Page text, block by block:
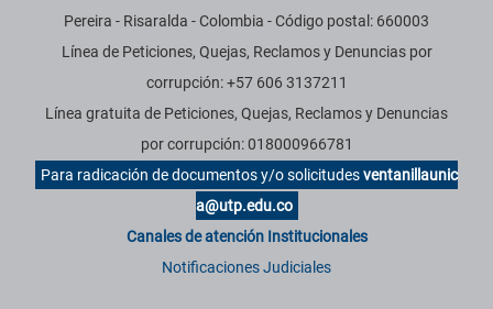
Pereira - Risaralda - Colombia - Código postal: 660003
Línea de Peticiones, Quejas, Reclamos y Denuncias por
corrupción: +57 606 3137211
Línea gratuita de Peticiones, Quejas, Reclamos y Denuncias
por corrupción: 018000966781
Para radicación de documentos y/o solicitudesventanillaunic
a@utp.edu.co
Canales de atención Institucionales
Notificaciones Judiciales